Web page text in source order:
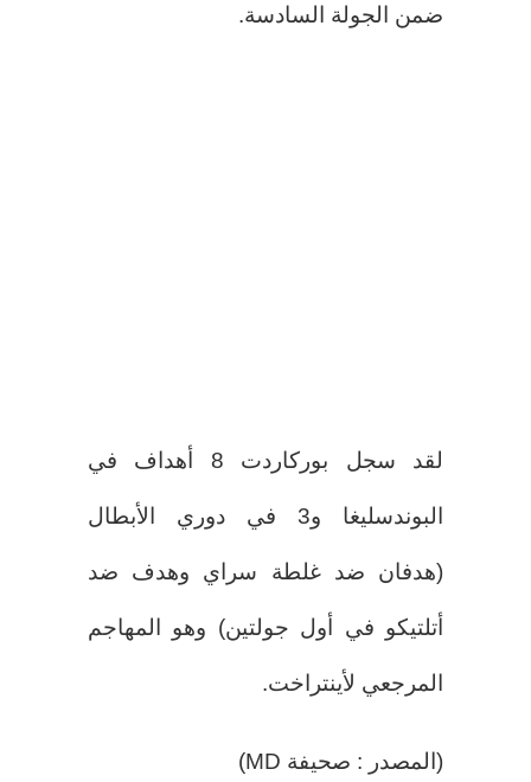
ضمن الجولة السادسة.
لقد سجل بوركاردت 8 أهداف في
البوندسليغا و3 في دوري الأبطال
(هدفان ضد غلطة سراي وهدف ضد
أتلتيكو في أول جولتين) وهو المهاجم
المرجعي لأينتراخت.
(المصدر : صحيفة MD)